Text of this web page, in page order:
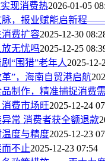
现消费热2026-01-05
脉，报业赋能启新程
费扩容2025-12-30
无忧吗2025-12-25
“围猎”老年人2025-12-
”，海南自贸港启航
制作，精准捕捉消费
费市场旺2025-12-24
常 消费者获全额退款
度与精度2025-12-23
不止2025-12-23 07:54